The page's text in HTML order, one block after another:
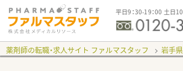
平日9：30-19：00 土日
薬剤師の転職・求人サイト ファルマスタッフ 岩手県